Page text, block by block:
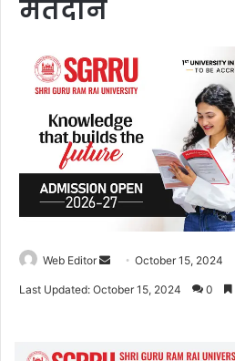
मतदान
Web Editor October 15, 2024
Last Updated: October 15, 2024 0